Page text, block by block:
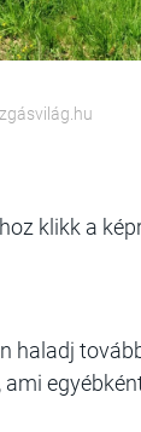
klikk a
haladj